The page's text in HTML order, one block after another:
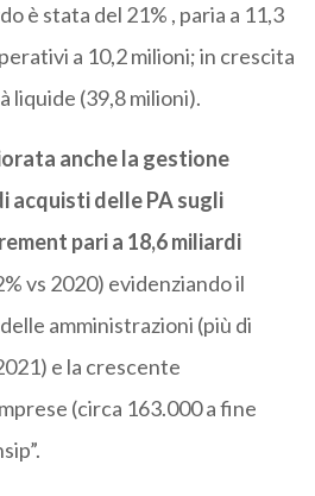
è stata del 21% , paria a 11,3
a 10,2 milioni; in crescita
liquide (39,8 milioni).
anche la gestione
acquisti delle PA sugli
pari a 18,6 miliardi
vs 2020) evidenziando il
amministrazioni (più di
e la crescente
(circa 163.000 a fine